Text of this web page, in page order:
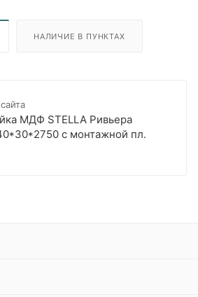
НАЛИЧИЕ В ПУНКТАХ
МДФ STELLA Ривьера
с монтажной пл.